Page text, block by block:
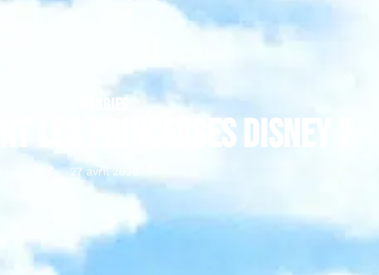
HOBBIES
les princesses Disney ?
27 avril 2026